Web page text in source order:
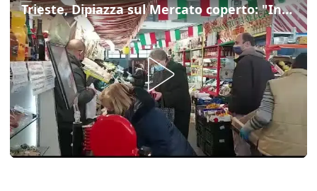
Trieste, Dipiazza sul Mercato coperto: "Invece che fare petizioni presentino un progetto"